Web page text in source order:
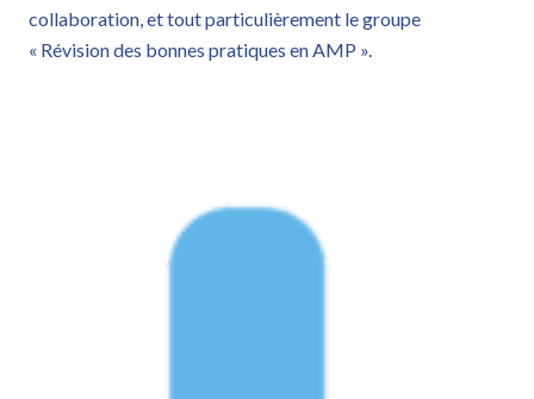
collaboration, et tout particulièrement le groupe
« Révision des bonnes pratiques en AMP ».